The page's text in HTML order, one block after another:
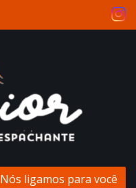
Nós ligamos para você